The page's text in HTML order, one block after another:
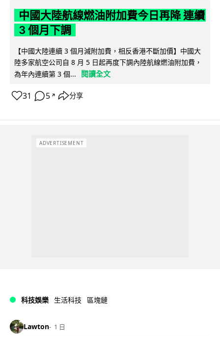
中國大陸航線燃油附加費今日再降 連續
3 個月下調
【中國大陸連續 3 個月減附加費，相反香港不斷加價】中國大
陸多家航空公司自 8 月 5 日起再度下調內陸航線燃油附加費，
為年內連續第 3 個...
閱讀全文
31 5 ↗ 分享
ADVERTISEMENT
科技娛樂 生活科技 區塊鏈
Lawton 1 日